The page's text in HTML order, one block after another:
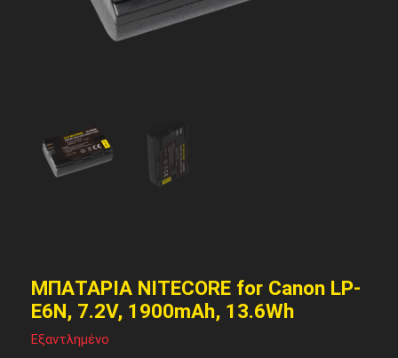
ΜΠΑΤΑΡΙΑ NITECORE for Canon LP-
E6N, 7.2V, 1900mAh, 13.6Wh
Εξαντλημένο